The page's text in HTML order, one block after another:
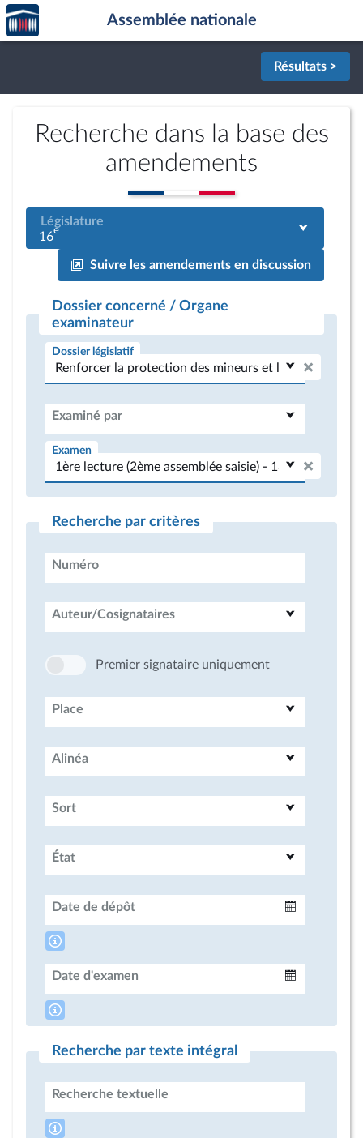
Aller au contenu
Aller en bas de la page
Accèder
à la
page
Assemblée nationale
Résultats >
Recherche dans la base des
amendements
Législature
16e
Suivre les amendements en discussion
Dossier concerné / Organe
examinateur
Dossier législatif
Examiné par
Examen
Recherche par critères
Numéro
Auteur/Cosignataires
Premier signataire uniquement
Place
Alinéa
Sort
État
Date de dépôt
Date d'examen
Recherche par texte intégral
Recherche textuelle